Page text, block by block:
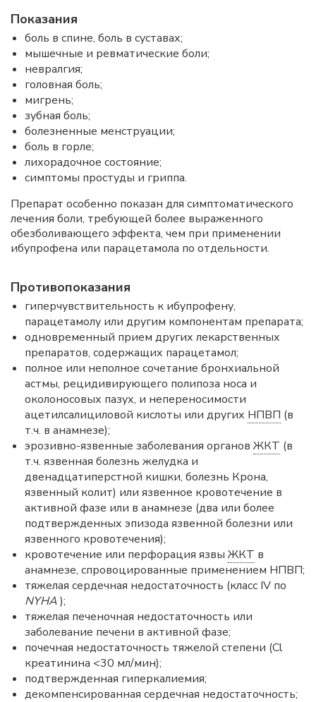
Показания
боль в спине, боль в суставах;
мышечные и ревматические боли;
невралгия;
головная боль;
мигрень;
зубная боль;
болезненные менструации;
боль в горле;
лихорадочное состояние;
симптомы простуды и гриппа.
Препарат особенно показан для симптоматического
лечения боли, требующей более выраженного
обезболивающего эффекта, чем при применении
ибупрофена или парацетамола по отдельности.
Противопоказания
гиперчувствительность к ибупрофену,
парацетамолу или другим компонентам препарата;
одновременный прием других лекарственных
препаратов, содержащих парацетамол;
полное или неполное сочетание бронхиальной
астмы, рецидивирующего полипоза носа и
околоносовых пазух, и непереносимости
ацетилсалициловой кислоты или других НПВП (в
т.ч. в анамнезе);
эрозивно-язвенные заболевания органов ЖКТ (в
т.ч. язвенная болезнь желудка и
двенадцатиперстной кишки, болезнь Крона,
язвенный колит) или язвенное кровотечение в
активной фазе или в анамнезе (два или более
подтвержденных эпизода язвенной болезни или
язвенного кровотечения);
кровотечение или перфорация язвы ЖКТ в
анамнезе, спровоцированные применением НПВП;
тяжелая сердечная недостаточность (класс IV по
NYHA);
тяжелая печеночная недостаточность или
заболевание печени в активной фазе;
почечная недостаточность тяжелой степени (Cl
креатинина <30 мл/мин);
подтвержденная гиперкалиемия;
декомпенсированная сердечная недостаточность;